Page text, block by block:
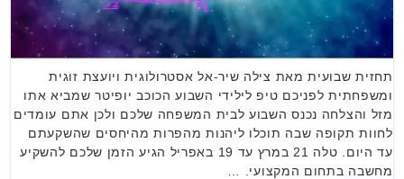
תחזית שבועית מאת צילה שיר-אל אסטרולוגית ויועצת זוגית
ומשפחתית לפניכם טיפ לילידי השבוע הכוכב יופיטר שמביא אתו
מזל והצלחה נכנס השבוע לבית המשפחה שלכם ולכן אתם עומדים
לחוות תקופה שבה תוכלו ליהנות מהפרות מהיחסים שהשקעתם
עד היום. טלה 21 במרץ עד 19 באפריל הגיע הזמן שלכם להשקיע
מחשבה בתחום המקצועי. …